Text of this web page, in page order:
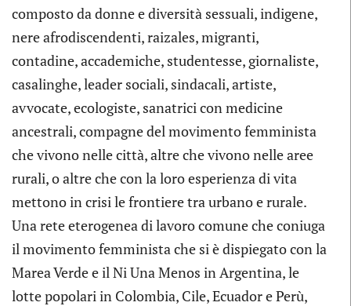
composto da donne e diversità sessuali, indigene,
nere afrodiscendenti, raizales, migranti,
contadine, accademiche, studentesse, giornaliste,
casalinghe, leader sociali, sindacali, artiste,
avvocate, ecologiste, sanatrici con medicine
ancestrali, compagne del movimento femminista
che vivono nelle città, altre che vivono nelle aree
rurali, o altre che con la loro esperienza di vita
mettono in crisi le frontiere tra urbano e rurale.
Una rete eterogenea di lavoro comune che coniuga
il movimento femminista che si è dispiegato con la
Marea Verde e il Ni Una Menos in Argentina, le
lotte popolari in Colombia, Cile, Ecuador e Perù,